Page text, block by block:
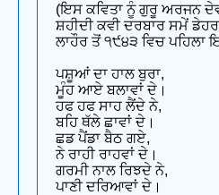
(ਇਸ ਕਵਿਤਾ ਨੂੰ ਗੁਰੂ ਅਰਜਨ
ਸ਼ਹੀਦੀ ਕਵੀ ਦਰਬਾਰ ਸਮੇਂ
ਲਾਹੌਰ ਤੋਂ ੧੯੪੩ ਵਿਚ ਪਹਿਲਾ
ਪਸ਼ੂਆਂ ਦਾ ਹਾਲ ਬੁਰਾ,
ਮੂੰਹ ਆਏ ਬਲਾਵਾਂ ਦੇ।
ਹਫ ਹਫ ਸਾਹ ਲੈਂਦੇ ਨੇ,
ਬਹਿ ਥੱਲੇ ਛਾਵਾਂ ਦੇ।
ਛਡ ਪੈਂਡਾ ਬੈਠ ਗਏ,
ਨੇ ਰਾਹੀ ਰਾਹਵਾਂ ਦੇ।
ਗਰਮੀ ਨਾਲ ਰਿਝਦੇ ਨੇ,
ਪਾਣੀ ਦਰਿਆਵਾਂ ਦੇ।